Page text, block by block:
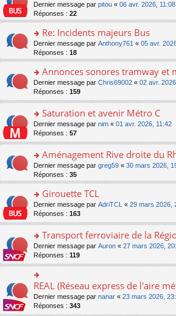
c
e
nt
pl
u
ré
c
e
nt
n
o
n
lu
le
pl
u
ré
c
e
nt
s
a
e
n
o
n
lu
le
pl
u
ré
c
e
nt
er
le
m
e
s
s
a
e
n
o
n
lu
le
pl
ré
c
e
nt
o
n
s
ult
er
le
m
e
s
s
a
g
e
n
o
n
le
pl
u
ré
c
e
nt
Dernier message par pitou « 06 avr. 2026, 11:08
Réponses : 22
o
n
s
ult
er
le
s
s
a
g
e
n
o
n
le
pl
u
s
ré
c
e
nt
Re: Incidents majeurs Bus
Dernier message par Anthony761 « 05 avr.
Réponses : 18
o
n
s
ult
er
le
m
e
s
s
a
g
e
n
o
le
pl
u
s
ré
c
e
nt
Annonces sonores tramway et
Dernier message par Chris69002 « 02 avr.
Réponses : 159
o
n
s
ult
er
le
m
s
s
a
g
e
n
o
le
pl
u
s
Saturation et avenir Métro C
Dernier message par nim « 01 avr. 2026, 11:42
Réponses : 57
o
n
s
ult
er
le
s
s
a
g
e
n
o
n
Aménagement Rive droite du
Dernier message par greg59 « 30 mars 2026,
Réponses : 35
o
n
s
ult
er
le
m
e
s
s
a
g
e
Girouette TCL
Dernier message par AdriTCL « 29 mars 2026,
Réponses : 163
o
n
s
ult
er
le
m
e
Transport ferroviaire de la
Dernier message par Auron « 27 mars 2026,
Réponses : 119
o
n
s
REAL (Réseau express de l'aire
Dernier message par nanar « 23 mars 2026,
Réponses : 343